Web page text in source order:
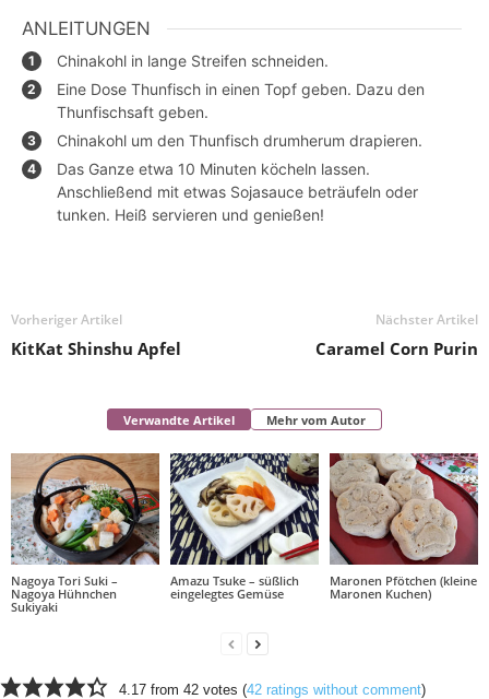
ANLEITUNGEN
Chinakohl in lange Streifen schneiden.
Eine Dose Thunfisch in einen Topf geben. Dazu den
Thunfischsaft geben.
Chinakohl um den Thunfisch drumherum drapieren.
Das Ganze etwa 10 Minuten köcheln lassen.
Anschließend mit etwas Sojasauce beträufeln oder
tunken. Heiß servieren und genießen!
Vorheriger Artikel
KitKat Shinshu Apfel
Nächster Artikel
Caramel Corn Purin
Verwandte Artikel Mehr vom Autor
Nagoya Tori Suki –
Nagoya Hühnchen
Sukiyaki
Amazu Tsuke – süßlich
eingelegtes Gemüse
Maronen Pfötchen (kleine
Maronen Kuchen)
4.17 from 42 votes (42 ratings without comment)